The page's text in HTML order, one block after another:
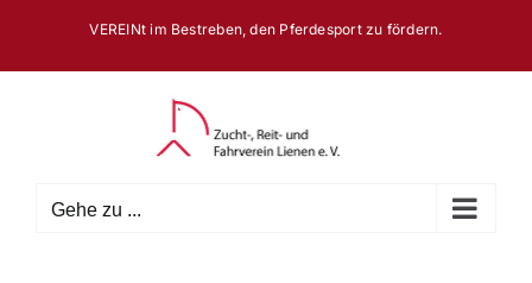
springen
VEREINt im Bestreben, den Pferdesport zu fördern.
Gehe zu ...